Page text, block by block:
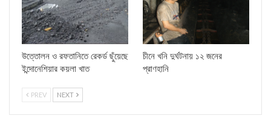
উত্তোলন ও রফতানিতে রেকর্ড ছুঁয়েছে
ইন্দোনেশিয়ার কয়লা খাত
চীনে খনি দুর্ঘটনায় ১২ জনের
প্রাণহানি
PREV NEXT